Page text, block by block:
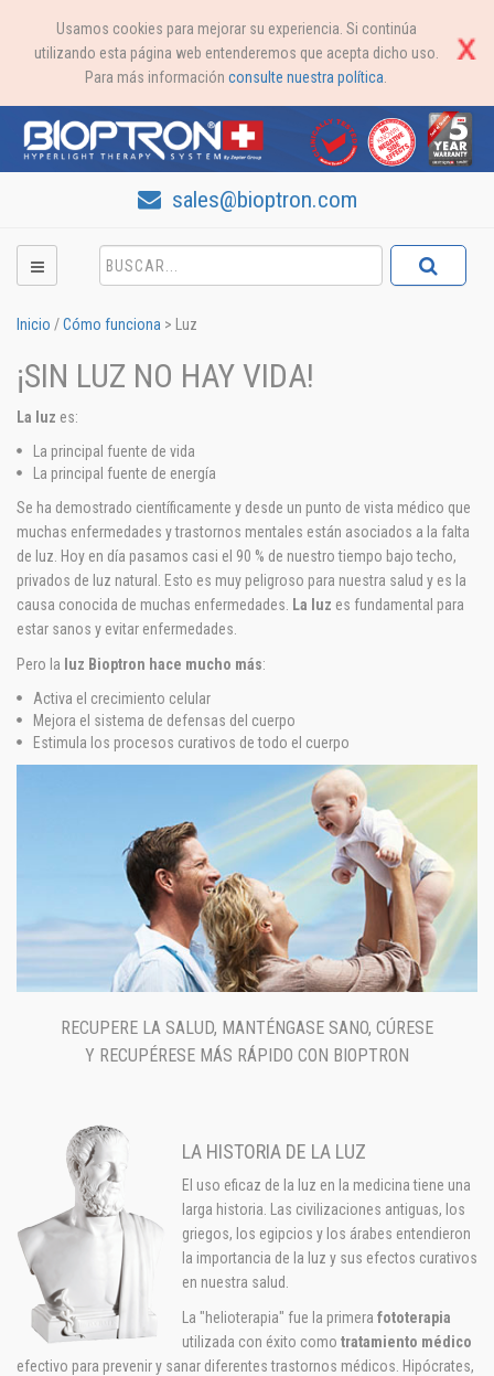
Usamos cookies para mejorar su experiencia. Si continúa
utilizando esta página web entenderemos que acepta dicho uso.
Para más información consulte nuestra política
sales@bioptron.com
Inicio /Cómo funciona > Luz
¡SIN LUZ NO HAY VIDA!
La luz es:
La principal fuente de vida
La principal fuente de energía
Se ha demostrado científicamente y desde un punto de vista médico que
muchas enfermedades y trastornos mentales están asociados a la falta
de luz. Hoy en día pasamos casi el 90 % de nuestro tiempo bajo techo,
privados de luz natural. Esto es muy peligroso para nuestra salud y es la
causa conocida de muchas enfermedades.
La luz es fundamental para
estar sanos y evitar enfermedades.
Pero la luz Bioptron hace mucho más:
Activa el crecimiento celular
Mejora el sistema de defensas del cuerpo
Estimula los procesos curativos de todo el cuerpo
RECUPERE LA SALUD, MANTÉNGASE SANO, CÚRESE
Y RECUPÉRESE MÁS RÁPIDO CON BIOPTRON
LA HISTORIA DE LA LUZ
El uso eficaz de la luz en la medicina tiene una
larga historia. Las civilizaciones antiguas, los
griegos, los egipcios y los árabes entendieron
la importancia de la luz y sus efectos curativos
en nuestra salud.
La "helioterapia" fue la primera fototerapia
utilizada con éxito como tratamiento médico
efectivo para prevenir y sanar diferentes trastornos médicos. Hipócrates,